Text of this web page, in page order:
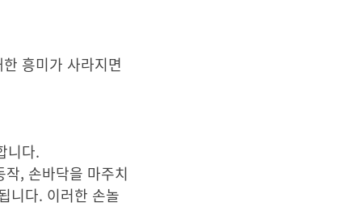
흥미가 사라지면
니다.
, 손바닥을 마주치
니다. 이러한 손놀